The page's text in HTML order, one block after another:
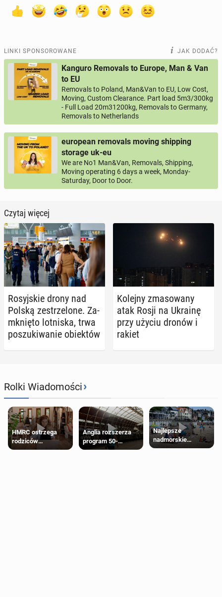
LINKI SPONSOROWANE JAK DODAĆ?
Kanguro Removals to Europe, Man & Van
to EU
Removals to Poland, Man&Van to EU, Low Cost,
Moving, Custom Clearance. Part load 5m3/300kg
- Full Load 20m31200kg, Removals to Germany,
Removals to Netherlands
european removals moving shipping
storage uk-eu
We are No1 Man&Van, Removals, Shipping,
Moving operating 6 days a week, Monday-
Saturday, Door to Door.
Czytaj więcej
Ro­syj­skie drony nad
Polską ze­strze­lo­ne. Za­
mknię­to lot­ni­ska, trwa
po­szu­ki­wa­nie obiek­tów
Kolejny zma­so­wa­ny
atak Rosji na Ukrainę
przy użyciu dronów i
rakiet
Rolki Wiadomości›
HMRC ostrzega
rodziców
pobierających Child
Anglia rozszerza
program 50-
procentowych
Najlepsze
nadmorskie
miasteczko blisko